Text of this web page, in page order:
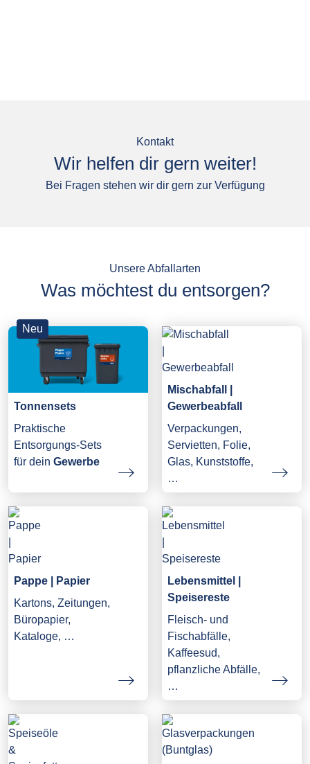
Kontakt
Wir helfen dir gern weiter!
Bei Fragen stehen wir dir gern zur Verfügung
Unsere Abfallarten
Was möchtest du entsorgen?
Neu
Tonnensets
Praktische
Entsorgungs-Sets
für dein Gewerbe
Mischabfall |
Gewerbeabfall
Verpackungen,
Servietten, Folie,
Glas, Kunststoffe,
…
Pappe | Papier
Kartons, Zeitungen,
Büropapier,
Kataloge, …
Lebensmittel |
Speisereste
Fleisch- und
Fischabfälle,
Kaffeesud,
pflanzliche Abfälle,
…